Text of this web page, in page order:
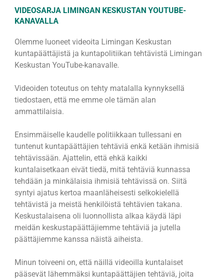
VIDEOSARJA LIMINGAN KESKUSTAN YOUTUBE-
KANAVALLA
Olemme luoneet videoita Limingan Keskustan
kuntapäättäjistä ja kuntapolitiikan tehtävistä Limingan
Keskustan YouTube-kanavalle.
Videoiden toteutus on tehty matalalla kynnyksellä
tiedostaen, että me emme ole tämän alan
ammattilaisia.
Ensimmäiselle kaudelle politiikkaan tullessani en
tuntenut kuntapäättäjien tehtäviä enkä ketään ihmisiä
tehtävissään. Ajattelin, että ehkä kaikki
kuntalaisetkaan eivät tiedä, mitä tehtäviä kunnassa
tehdään ja minkälaisia ihmisiä tehtävissä on. Siitä
syntyi ajatus kertoa maanläheisesti selkokielellä
tehtävistä ja meistä henkilöistä tehtävien takana.
Keskustalaisena oli luonnollista alkaa käydä läpi
meidän keskustapäättäjiemme tehtäviä ja jutella
päättäjiemme kanssa näistä aiheista.
Minun toiveeni on, että näillä videoilla kuntalaiset
pääsevät lähemmäksi kuntapäättäjien tehtäviä, joita